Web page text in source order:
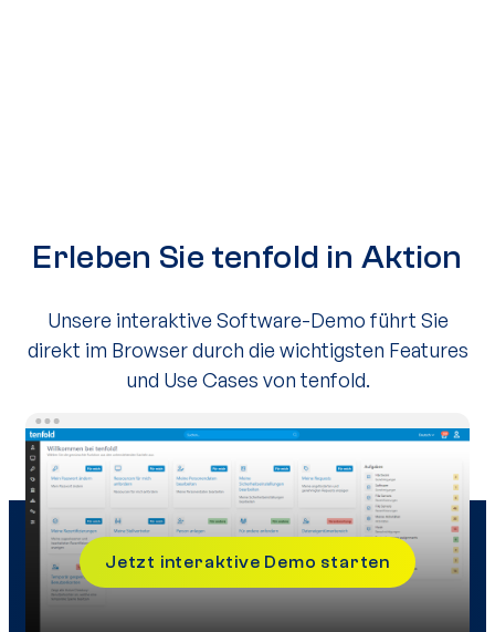
Erleben Sie tenfold in Aktion
Unsere interaktive Software-Demo führt Sie
direkt im Browser durch die wichtigsten Features
und Use Cases von tenfold.
Jetzt interaktive Demo starten